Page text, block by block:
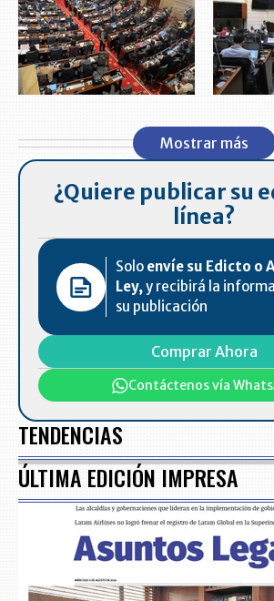
Mostrar más
¿Quiere publicar su
línea?
Solo envíe su Edicto o
Ley,y recibirá la
su publicación
Comprar Ahora
Contáctenos vía
TENDENCIAS
ÚLTIMA EDICIÓN IMPRESA